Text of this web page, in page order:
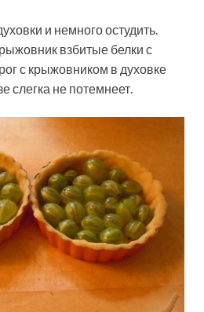
и немного остудить.
взбитые белки с
с крыжовником в духовке
слегка не потемнеет.